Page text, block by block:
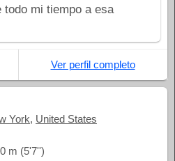
todo mi tiempo a esa
Ver perfil completo
York, United States
m (5'7'')